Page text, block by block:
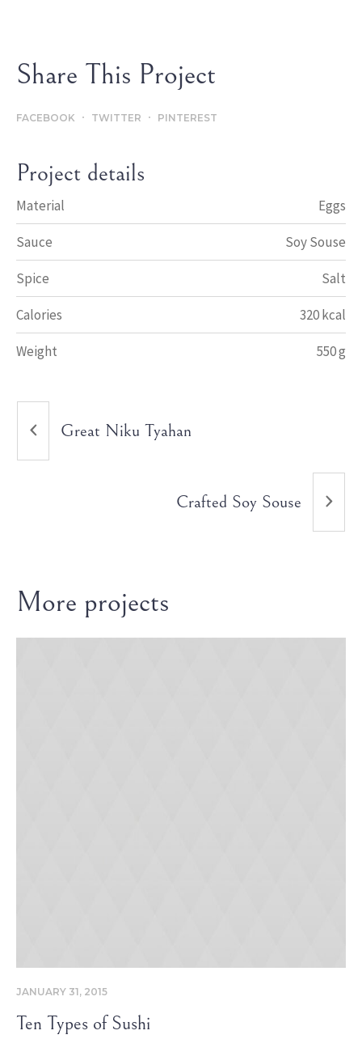
Share This Project
FACEBOOK TWITTER PINTEREST
Project details
Material Eggs
Sauce Soy Souse
Spice Salt
Calories 320 kcal
Weight 550 g
Great Niku Tyahan
Crafted Soy Souse
More projects
JANUARY 31, 2015
Ten Types of Sushi